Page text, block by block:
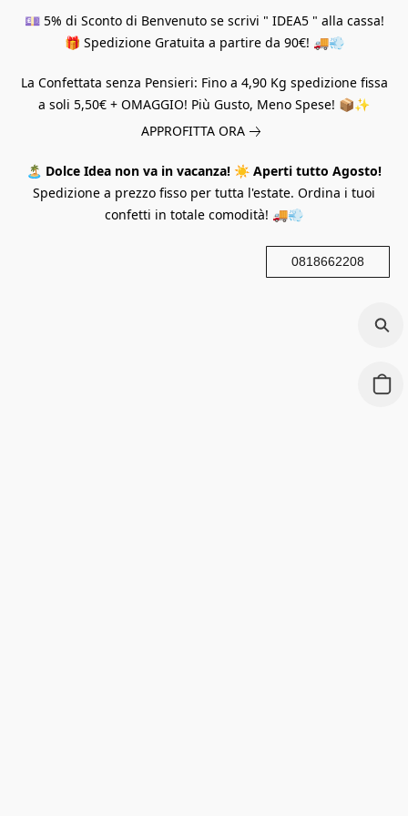
💷 5% di Sconto di Benvenuto se scrivi " IDEA5 " alla cassa!
🎁 Spedizione Gratuita a partire da 90€! 🚚💨
La Confettata senza Pensieri: Fino a 4,90 Kg spedizione fissa
a soli 5,50€ + OMAGGIO! Più Gusto, Meno Spese! 📦✨
APPROFITTA ORA
🏝️ Dolce Idea non va in vacanza! ☀️ Aperti tutto Agosto!
Spedizione a prezzo fisso per tutta l'estate. Ordina i tuoi
confetti in totale comodità! 🚚💨
0818662208